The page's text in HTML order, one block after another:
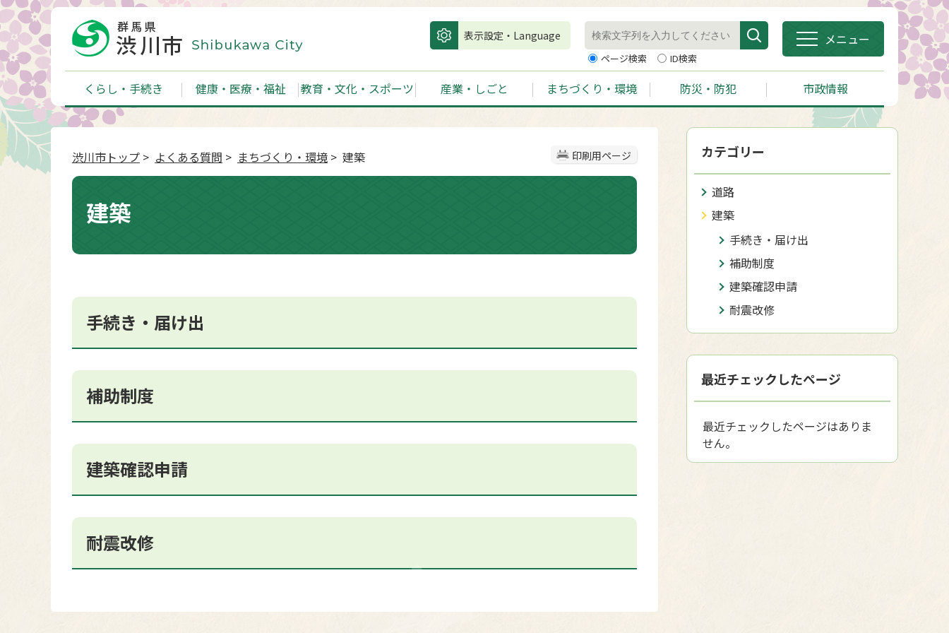
表示設定・Language
ページ検索 ID検索
メニュー
くらし・手続き 健康・医療・福祉 教育・文化・スポーツ 産業・しごと まちづくり・環境 防災・防犯 市政情報
印刷用ページ
渋川市トップ > よくある質問 > まちづくり・環境 > 建築
建築
手続き・届け出
補助制度
建築確認申請
耐震改修
カテゴリー
道路
建築
手続き・届け出
補助制度
建築確認申請
耐震改修
最近チェックしたページ
最近チェックしたページはありま
せん。